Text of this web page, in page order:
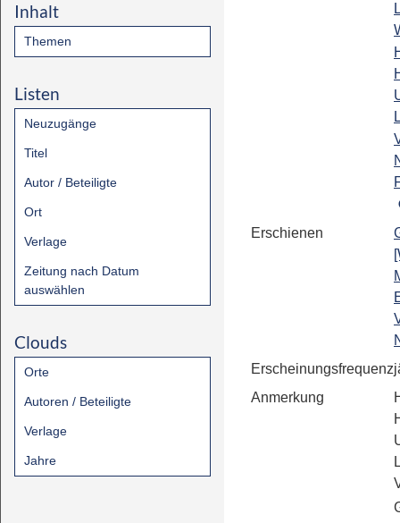
Inhalt
Themen
Listen
Neuzugänge
Titel
Autor / Beteiligte
Ort
Verlage
Zeitung nach Datum
auswählen
Clouds
Orte
Autoren / Beteiligte
Verlage
Jahre
Erschienen
Erscheinungsfrequenz
Anmerkung